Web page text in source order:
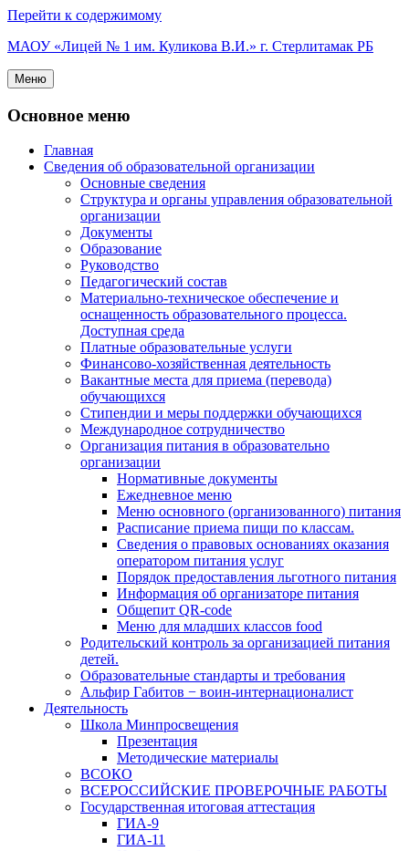
Перейти к содержимому
МАОУ «Лицей № 1 им. Куликова В.И.» г. Стерлитамак РБ
Меню
Основное меню
Главная
Сведения об образовательной организации
Основные сведения
Структура и органы управления образовательной
организации
Документы
Образование
Руководство
Педагогический состав
Материально-техническое обеспечение и
оснащенность образовательного процесса.
Доступная среда
Платные образовательные услуги
Финансово-хозяйственная деятельность
Вакантные места для приема (перевода)
обучающихся
Стипендии и меры поддержки обучающихся
Международное сотрудничество
Организация питания в образовательно
организации
Нормативные документы
Ежедневное меню
Меню основного (организованного) питания
Расписание приема пищи по классам.
Сведения о правовых основаниях оказания
оператором питания услуг
Порядок предоставления льготного питания
Информация об организаторе питания
Общепит QR-code
Меню для младших классов food
Родительский контроль за организацией питания
детей.
Образовательные стандарты и требования
Альфир Габитов − воин-интернационалист
Деятельность
Школа Минпросвещения
Презентация
Методические материалы
ВСОКО
ВСЕРОССИЙСКИЕ ПРОВЕРОЧНЫЕ РАБОТЫ
Государственная итоговая аттестация
ГИА-9
ГИА-11